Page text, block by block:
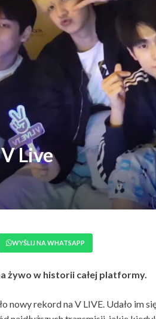
Live
WYŚLIJ NA WHATSAPP
żywo w historii całej platformy.
nowy rekord na V LIVE. Udało im